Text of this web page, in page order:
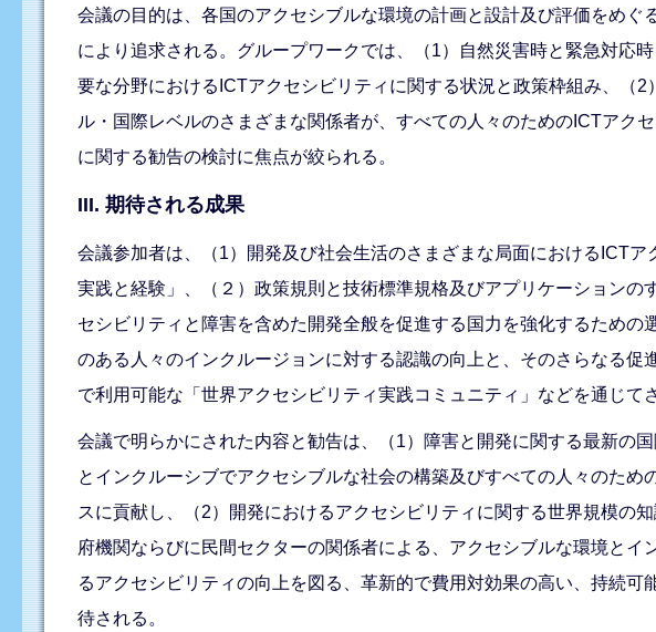
会議の目的は、各国のアクセシブルな環境の計画と設計及び評価をめ
により追求される。グループワークでは、（1）自然災害時と緊急対応
要な分野におけるICTアクセシビリティに関する状況と政策枠組み、（
ル・国際レベルのさまざまな関係者が、すべての人々のためのICTアク
に関する勧告の検討に焦点が絞られる。
III. 期待される成果
会議参加者は、（1）開発及び社会生活のさまざまな局面におけるICT
実践と経験」、（２）政策規則と技術標準規格及びアプリケーション
セシビリティと障害を含めた開発全般を促進する国力を強化するため
のある人々のインクルージョンに対する認識の向上と、そのさらなる
で利用可能な「世界アクセシビリティ実践コミュニティ」などを通じて
会議で明らかにされた内容と勧告は、（1）障害と開発に関する最新の
とインクルーシブでアクセシブルな社会の構築及びすべての人々のた
スに貢献し、（2）開発におけるアクセシビリティに関する世界規模の
府機関ならびに民間セクターの関係者による、アクセシブルな環境と
るアクセシビリティの向上を図る、革新的で費用対効果の高い、持続
待される。